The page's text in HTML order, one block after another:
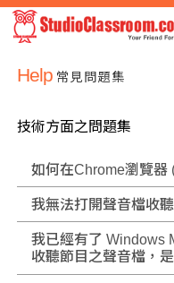
Help 常見問題集
技術方面之問題集
如何在Chrome瀏覽器
我無法打開聲音檔收
我已經有了 Windows
收聽節目之聲音檔，